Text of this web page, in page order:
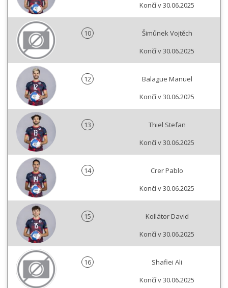
Končí v 30.06.2025
10
Šimůnek Vojtěch
Končí v 30.06.2025
12
Balague Manuel
Končí v 30.06.2025
13
Thiel Stefan
Končí v 30.06.2025
14
Crer Pablo
Končí v 30.06.2025
15
Kollátor David
Končí v 30.06.2025
16
Shafiei Ali
Končí v 30.06.2025